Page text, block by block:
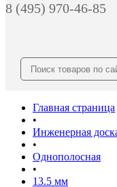
8 (495) 970-46-85
Главная страница
•
Инженерная
•
Однополосная
•
13.5 мм